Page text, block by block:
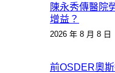
陳永秀傳醫院
增益？
2026 年 8 月 8 日
前OSDER奧